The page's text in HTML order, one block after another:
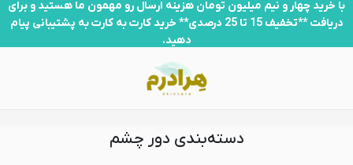
دور چشم
با خرید چهار و نیم میلیون تومان هزینه ارسال رو مهمون ما هستید و برای
دریافت **تخفیف 15 تا 25 درصدی** خرید کارت به کارت به پشتیبانی پیام
دهید.
دسته‌بندی دور چشم